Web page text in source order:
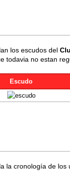
los escudos del
todavia no estan
Escudo
la cronología de los